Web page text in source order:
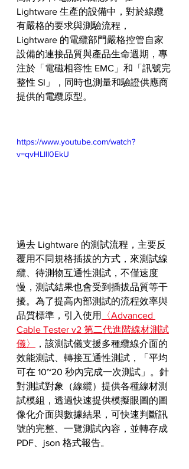
Lightware 生產的設備中，對於線纜
有嚴格的要求與測驗流程，
Lightware 的電纜部門嚴格控管自家
設備的連接品質與產品生命週期，專
注於「電磁相容性 EMC」和「訊號完
整性 SI」，同時也測量和驗證供應商
提供的電纜原型。
https://www.youtube.com/watch?
v=qvHLIlI0EkU
過去 Lightware 的測試流程，主要反
覆用不同規格插拔的方式，來測試線
纜、待測物互通性測試，不僅速度
慢，測試結果也會受到插拔品質等干
擾。為了提高內部測試的流程效率與
品質標準，引入使用
〈Advanced
Cable Tester v2 第二代進階線材測試
儀〉
，該測試儀支援多種纜線介面的
效能測試、轉接互通性測試，「平均
可在 10~20 秒內完成一次測試」。針
對測試對象（線纜）提供各種線材測
試模組，透過快速提供模擬眼圖的圖
像化介面與數據結果，可快速判斷訊
號的完整、一覽測試內容，並轉存成
PDF、json 格式報告。